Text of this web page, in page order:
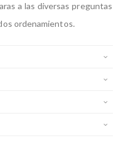
a las diversas preguntas
ordenamientos.